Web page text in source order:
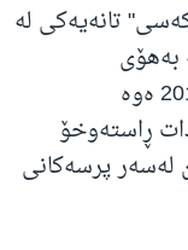
تانەیەکی لە
بەهۆی
هەموارکردنەوەی دەستووری ساڵی 2010 ەوە
ڕاستەوخۆ
لەسەر پرسەکانی